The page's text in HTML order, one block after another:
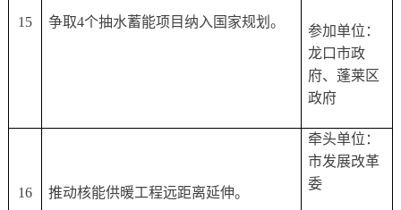
15 争取4个抽水蓄能项目纳入国家规划。
参加单位：
龙口市政
府、蓬莱区
政府
16 推动核能供暖工程远距离延伸。
牵头单位：
市发展改革
委